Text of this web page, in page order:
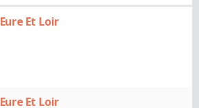
Et Loir
Et Loir